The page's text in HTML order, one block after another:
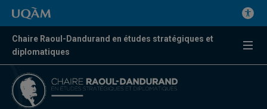
Chaire Raoul-Dandurand en études stratégiques et
diplomatiques